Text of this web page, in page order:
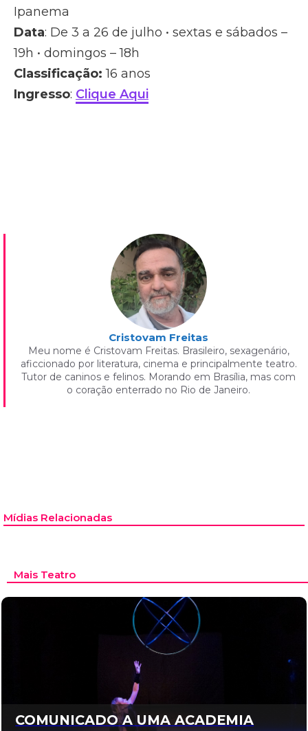
Ipanema
Data: De 3 a 26 de julho • sextas e sábados –
19h • domingos – 18h
Classificação:16 anos
Ingresso: Clique Aqui
Cristovam Freitas
Meu nome é Cristovam Freitas. Brasileiro, sexagenário,
aficcionado por literatura, cinema e principalmente teatro.
Tutor de caninos e felinos. Morando em Brasília, mas com
o coração enterrado no Rio de Janeiro.
Mídias Relacionadas
Mais Teatro
COMUNICADO A UMA ACADEMIA